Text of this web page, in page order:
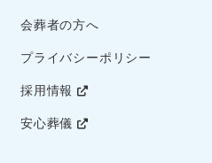
会葬者の方へ
プライバシーポリシー
採用情報
安心葬儀